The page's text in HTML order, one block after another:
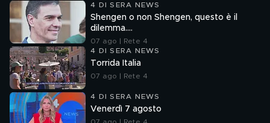
4 DI SERA NEWS
Shengen o non Shengen, questo è il
dilemma....
07 ago | Rete 4
4 DI SERA NEWS
Torrida Italia
07 ago | Rete 4
4 DI SERA NEWS
Venerdì 7 agosto